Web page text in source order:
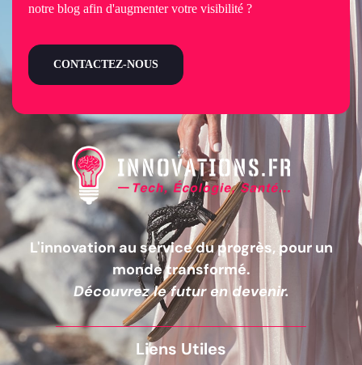
L'innovation au service du progrès, pour un
monde transformé.
Découvrez le futur en devenir.
Liens Utiles
notre blog afin d'augmenter votre visibilité ?
CONTACTEZ-NOUS